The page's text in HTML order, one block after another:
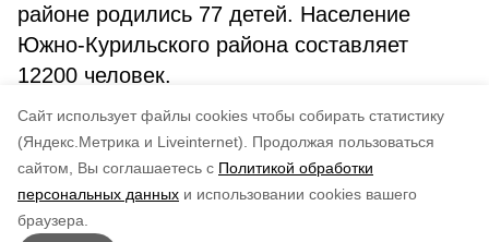
Cайт использует файлы cookies чтобы собирать статистику
(Яндекс.Метрика и Liveinternet).
Продолжая пользоваться
сайтом, Вы соглашаетесь с Политикой обработки
персональных данных и использовании cookies вашего
браузера.
районе родились 77 детей. Население
Южно-Курильского района составляет
12200 человек.
С. Киселёв
по оценке
5